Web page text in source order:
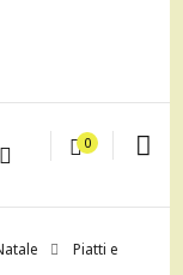
0
Piatti e